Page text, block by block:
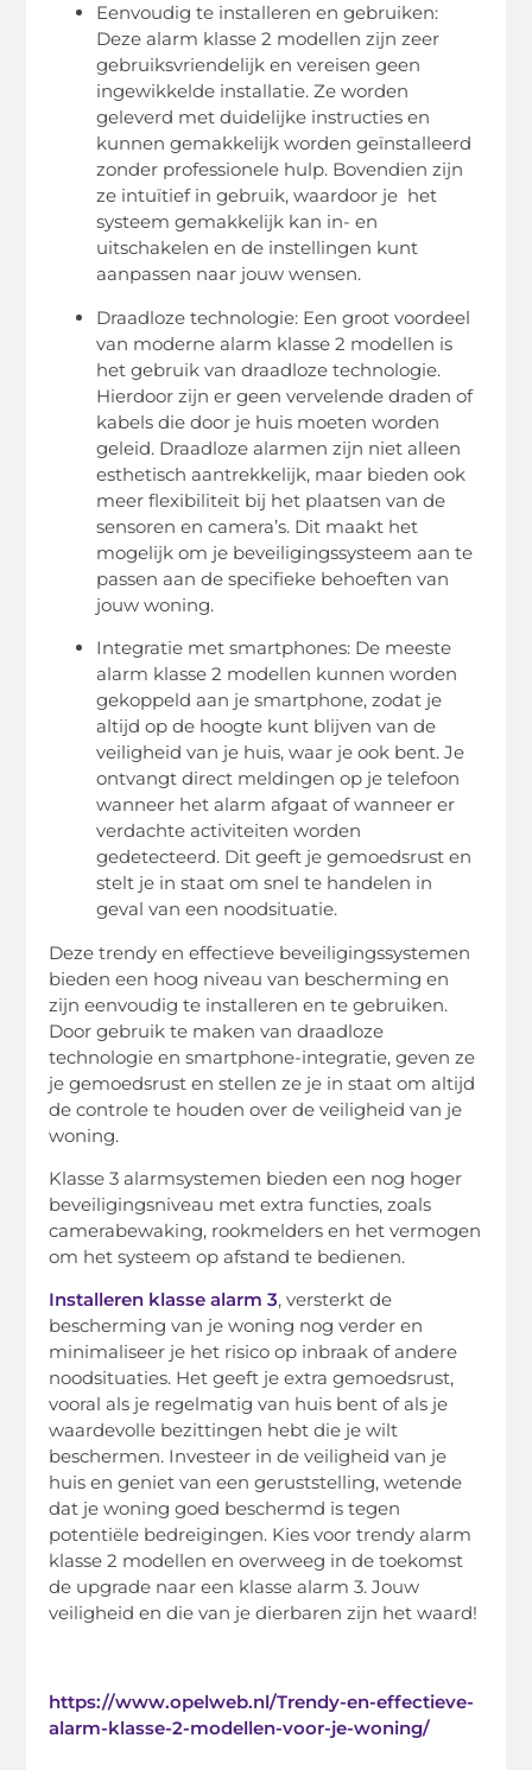
Eenvoudig te installeren en gebruiken:
Deze alarm klasse 2 modellen zijn zeer
gebruiksvriendelijk en vereisen geen
ingewikkelde installatie. Ze worden
geleverd met duidelijke instructies en
kunnen gemakkelijk worden geïnstalleerd
zonder professionele hulp. Bovendien zijn
ze intuïtief in gebruik, waardoor je het
systeem gemakkelijk kan in- en
uitschakelen en de instellingen kunt
aanpassen naar jouw wensen.
Draadloze technologie: Een groot voordeel
van moderne alarm klasse 2 modellen is
het gebruik van draadloze technologie.
Hierdoor zijn er geen vervelende draden of
kabels die door je huis moeten worden
geleid. Draadloze alarmen zijn niet alleen
esthetisch aantrekkelijk, maar bieden ook
meer flexibiliteit bij het plaatsen van de
sensoren en camera’s. Dit maakt het
mogelijk om je beveiligingssysteem aan te
passen aan de specifieke behoeften van
jouw woning.
Integratie met smartphones: De meeste
alarm klasse 2 modellen kunnen worden
gekoppeld aan je smartphone, zodat je
altijd op de hoogte kunt blijven van de
veiligheid van je huis, waar je ook bent. Je
ontvangt direct meldingen op je telefoon
wanneer het alarm afgaat of wanneer er
verdachte activiteiten worden
gedetecteerd. Dit geeft je gemoedsrust en
stelt je in staat om snel te handelen in
geval van een noodsituatie.
Deze trendy en effectieve beveiligingssystemen
bieden een hoog niveau van bescherming en
zijn eenvoudig te installeren en te gebruiken.
Door gebruik te maken van draadloze
technologie en smartphone-integratie, geven ze
je gemoedsrust en stellen ze je in staat om altijd
de controle te houden over de veiligheid van je
woning.
Klasse 3 alarmsystemen bieden een nog hoger
beveiligingsniveau met extra functies, zoals
camerabewaking, rookmelders en het vermogen
om het systeem op afstand te bedienen.
Installeren klasse alarm 3, versterkt de
bescherming van je woning nog verder en
minimaliseer je het risico op inbraak of andere
noodsituaties. Het geeft je extra gemoedsrust,
vooral als je regelmatig van huis bent of als je
waardevolle bezittingen hebt die je wilt
beschermen. Investeer in de veiligheid van je
huis en geniet van een geruststelling, wetende
dat je woning goed beschermd is tegen
potentiële bedreigingen. Kies voor trendy alarm
klasse 2 modellen en overweeg in de toekomst
de upgrade naar een klasse alarm 3. Jouw
veiligheid en die van je dierbaren zijn het waard!
https://www.opelweb.nl/Trendy-en-effectieve-
alarm-klasse-2-modellen-voor-je-woning/